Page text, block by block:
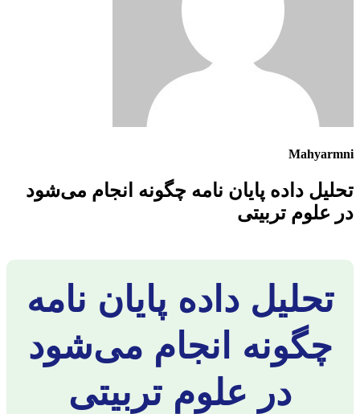
Mahyarmni
تحلیل داده پایان نامه چگونه انجام می‌شود
در علوم تربیتی
تحلیل داده پایان نامه
چگونه انجام می‌شود
در علوم تربیتی